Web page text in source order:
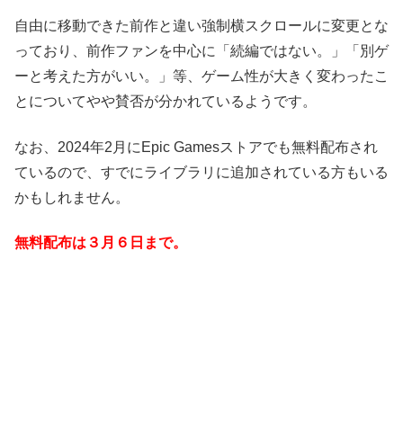
自由に移動できた前作と違い強制横スクロールに変更とな
っており、 前作ファンを中心に「続編ではない。」「別ゲ
ーと考えた方がいい。」等、ゲーム性が大きく変わったこ
とについてやや賛否が分かれているようです。
なお、2024年2月にEpic Gamesストアでも無料配布され
ているので、すでにライブラリに追加されている方もいる
かもしれません。
無料配布は３月６日まで。